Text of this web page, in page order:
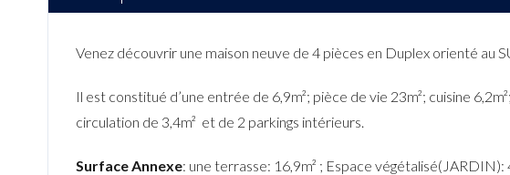
Venez découvrir une maison neuve de 4 pièces en Duplex orienté au
Il est constitué d’une entrée de 6,9m²; pièce de vie 23m²; cuisine
circulation de 3,4m² et de 2 parkings intérieurs.
Surface Annexe: une terrasse: 16,9m² ; Espace végétalisé(JARDIN):